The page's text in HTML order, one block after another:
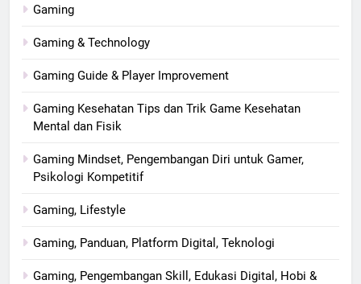
Gaming
Gaming & Technology
Gaming Guide & Player Improvement
Gaming Kesehatan Tips dan Trik Game Kesehatan
Mental dan Fisik
Gaming Mindset, Pengembangan Diri untuk Gamer,
Psikologi Kompetitif
Gaming, Lifestyle
Gaming, Panduan, Platform Digital, Teknologi
Gaming, Pengembangan Skill, Edukasi Digital, Hobi &